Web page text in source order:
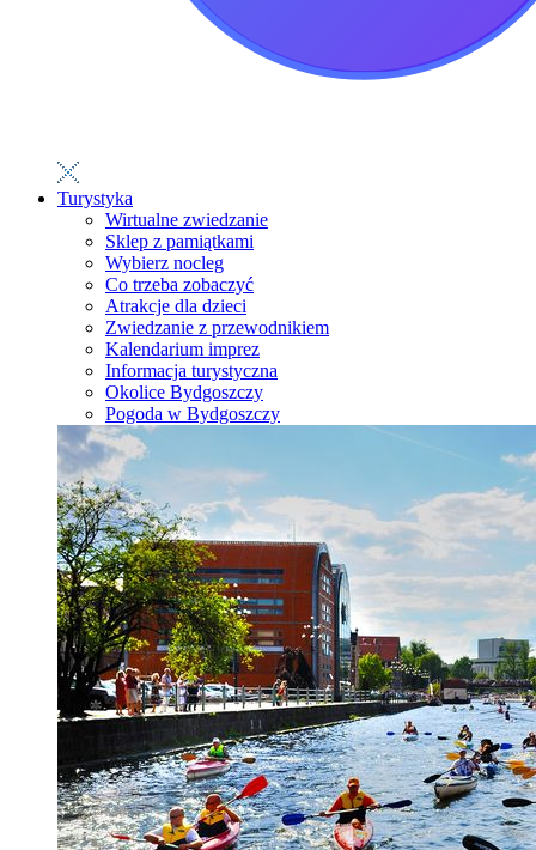
Turystyka
Wirtualne zwiedzanie
Sklep z pamiątkami
Wybierz nocleg
Co trzeba zobaczyć
Atrakcje dla dzieci
Zwiedzanie z przewodnikiem
Kalendarium imprez
Informacja turystyczna
Okolice Bydgoszczy
Pogoda w Bydgoszczy